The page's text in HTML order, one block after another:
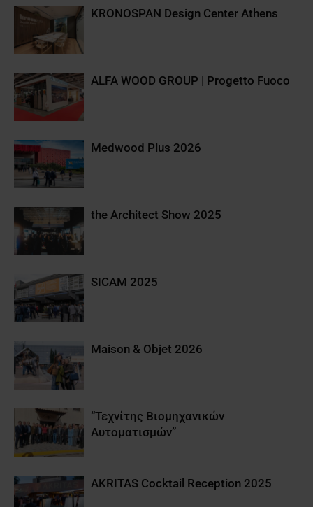
KRONOSPAN Design Center Athens
ALFA WOOD GROUP | Progetto Fuoco
Medwood Plus 2026
the Architect Show 2025
SICAM 2025
Maison & Objet 2026
“Τεχνίτης Βιομηχανικών
Αυτοματισμών”
AKRITAS Cocktail Reception 2025